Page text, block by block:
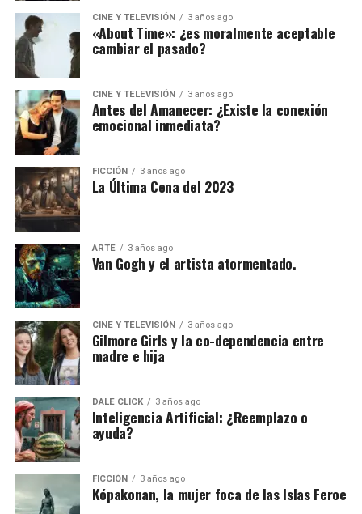
CINE Y TELEVISIÓN 3 años ago
«About Time»: ¿es moralmente aceptable
cambiar el pasado?
CINE Y TELEVISIÓN 3 años ago
Antes del Amanecer: ¿Existe la conexión
emocional inmediata?
FICCIÓN 3 años ago
La Última Cena del 2023
ARTE 3 años ago
Van Gogh y el artista atormentado.
CINE Y TELEVISIÓN 3 años ago
Gilmore Girls y la co-dependencia entre
madre e hija
DALE CLICK 3 años ago
Inteligencia Artificial: ¿Reemplazo o
ayuda?
FICCIÓN 3 años ago
Kópakonan, la mujer foca de las Islas Feroe